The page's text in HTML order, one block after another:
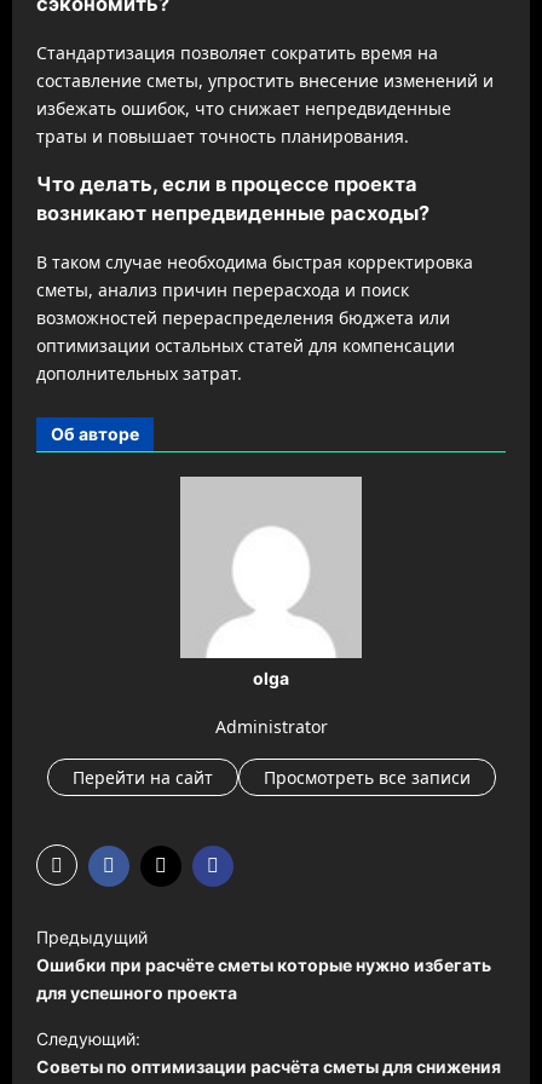
Стандартизация позволяет сократить время на
составление сметы, упростить внесение изменений и
избежать ошибок, что снижает непредвиденные
траты и повышает точность планирования.
Что делать, если в процессе проекта
возникают непредвиденные расходы?
В таком случае необходима быстрая корректировка
сметы, анализ причин перерасхода и поиск
возможностей перераспределения бюджета или
оптимизации остальных статей для компенсации
дополнительных затрат.
Об авторе
olga
Administrator
Перейти на сайт Просмотреть все записи
Н
а
в
и
г
Предыдущий
Ошибки при расчёте сметы которые нужно избегать
для успешного проекта
Следующий:
Советы по оптимизации расчёта сметы для снижения